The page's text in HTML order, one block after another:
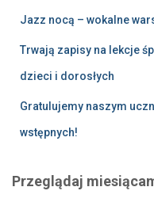
Jazz nocą – wokalne
Trwają zapisy na lekcje
dzieci i dorosłych
Gratulujemy naszym
wstępnych!
Przeglądaj